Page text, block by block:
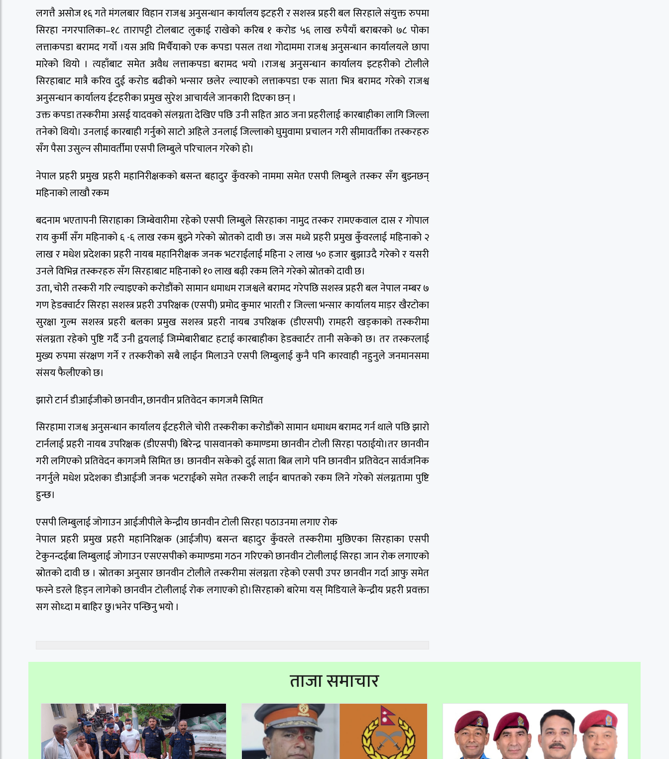
लगत्तै असोज १६ गते मंगलबार विहान राजश्व अनुसन्धान कार्यालय इटहरी र सशस्त्र प्रहरी बल सिरहाले संयुक्त रुपमा
सिरहा नगरपालिका–१८ तारापट्टी टोलबाट लुकाई राखेको करिब १ करोड ५६ लाख रुपैयाँ बराबरको ७८ पोका
लत्ताकपडा बरामद गर्यो ।यस अघि मिर्चैयाको एक कपडा पसल तथा गोदाममा राजश्व अनुसन्धान कार्यालयले छापा
मारेको थियो । त्यहाँबाट समेत अवैध लत्ताकपडा बरामद भयो ।राजश्व अनुसन्धान कार्यालय इटहरीको टोलीले
सिरहाबाट मात्रै करिव दुई करोड बढीको भन्सार छलेर ल्याएको लत्ताकपडा एक साता भित्र बरामद गरेको राजश्व
अनुसन्धान कार्यालय ईटहरीका प्रमुख सुरेश आचार्यले जानकारी दिएका छन् ।
उक्त कपडा तस्करीमा असई यादवको संलग्नता देखिए पछि उनी सहित आठ जना प्रहरीलाई कारबाहीका लागि जिल्ला
तनेको थियो। उनलाई कारबाही गर्नुको साटो अहिले उनलाई जिल्लाको घुमुवामा प्रचालन गरी सीमावर्तीका तस्करहरु
सँग पैसा उसुल्न सीमावर्तीमा एसपी लिम्बुले परिचालन गरेको हो।
नेपाल प्रहरी प्रमुख प्रहरी महानिरीक्षकको बसन्त बहादुर कुँवरको नाममा समेत एसपी लिम्बुले तस्कर सँग बुझ्नछन्
महिनाको लाखौ रकम
बदनाम भएतापनी सिराहाका जिम्बेवारीमा रहेको एसपी लिम्बुले सिरहाका नामुद तस्कर रामएकवाल दास र गोपाल
राय कुर्मी सँग महिनाको ६ -६ लाख रकम बुझ्ने गरेको स्रोतको दावी छ। जस मध्ये प्रहरी प्रमुख कुँवरलाई महिनाको २
लाख र मधेश प्रदेशका प्रहरी नायब महानिरीक्षक जनक भटराईलाई महिना २ लाख ५० हजार बुझाउदै गरेको र यसरी
उनले विभिन्न तस्करहरु सँग सिरहाबाट महिनाको १० लाख बढ़ी रकम लिने गरेको स्रोतको दावी छ।
उता, चोरी तस्करी गरि ल्याइएको करोडौंको सामान धमाधम राजश्वले बरामद गरेपछि सशस्त्र प्रहरी बल नेपाल नम्बर ७
गण हेडक्वार्टर सिरहा सशस्त्र प्रहरी उपरिक्षक (एसपी) प्रमोद कुमार भारती र जिल्ला भन्सार कार्यालय माड़र खैरटोका
सुरक्षा गुल्म सशस्त्र प्रहरी बलका प्रमुख सशस्त्र प्रहरी नायब उपरिक्षक (डीएसपी) रामहरी खड्काको तस्करीमा
संलग्नता रहेको पुष्टि गर्दै उनी द्वयलाई जिम्मेबारीबाट हटाई कारबाहीका हेडक्वार्टर तानी सकेको छ। तर तस्करलाई
मुख्य रुपमा संरक्षण गर्ने र तस्करीको सबै लाईन मिलाउने एसपी लिम्बुलाई कुनै पनि कारवाही नहुनुले जनमानसमा
संसय फैलीएको छ।
झारो टार्न डीआईजीको छानवीन, छानवीन प्रतिवेदन कागजमै सिमित
सिरहामा राजश्व अनुसन्धान कार्यालय ईटहरीले चोरी तस्करीका करोडौंको सामान धमाधम बरामद गर्न थाले पछि झारो
टार्नलाई प्रहरी नायब उपरिक्षक (डीएसपी) बिरेन्द्र पासवानको कमाण्डमा छानवीन टोली सिरहा पठाईयो।तर छानवीन
गरी लगिएको प्रतिवेदन कागजमै सिमित छ। छानवीन सकेको दुई साता बित्न लागे पनि छानवीन प्रतिवेदन सार्वजनिक
नगर्नुले मधेश प्रदेशका डीआईजी जनक भटराईको समेत तस्करी लाईन बापतको रकम लिने गरेको संलग्नतामा पुष्टि
हुन्छ।
एसपी लिम्बुलाई जोगाउन आईजीपीले केन्द्रीय छानवीन टोली सिरहा पठाउनमा लगाए रोक
नेपाल प्रहरी प्रमुख प्रहरी महानिरिक्षक (आईजीप) बसन्त बहादुर कुँवरले तस्करीमा मुछिएका सिरहाका एसपी
टेकुनन्दईबा लिम्बुलाई जोगाउन एसएसपीको कमाण्डमा गठन गरिएको छानवीन टोलीलाई सिरहा जान रोक लगाएको
स्रोतको दावी छ । स्रोतका अनुसार छानवीन टोलीले तस्करीमा संलग्नता रहेको एसपी उपर छानवीन गर्दा आफु समेत
फस्ने डरले हिड्न लागेको छानवीन टोलीलाई रोक लगाएको हो।सिरहाको बारेमा यस् मिडियाले केन्द्रीय प्रहरी प्रवक्ता
सग सोध्दा म बाहिर छु।भनेर पन्छिनु भयो ।
ताजा समाचार